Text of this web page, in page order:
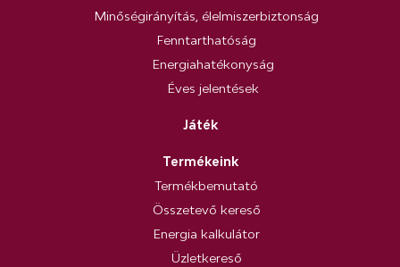
Minőségirányítás, élelmiszerbiztonság
Fenntarthatóság
Energiahatékonyság
Éves jelentések
Játék
Termékeink
Termékbemutató
Összetevő kereső
Energia kalkulátor
Üzletkereső